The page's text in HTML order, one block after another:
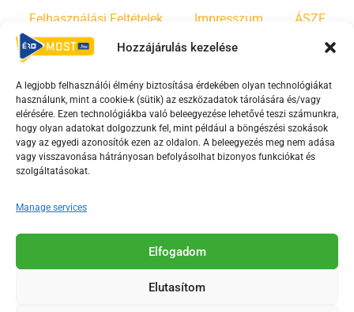
Hozzájárulás kezelése
A legjobb felhasználói élmény biztosítása érdekében olyan technológiákat
használunk, mint a cookie-k (sütik) az eszközadatok tárolására és/vagy
elérésére. Ezen technológiákba való beleegyezése lehetővé teszi számunkra,
hogy olyan adatokat dolgozzunk fel, mint például a böngészési szokások
vagy az egyedi azonosítók ezen az oldalon. A beleegyezés meg nem adása
vagy visszavonása hátrányosan befolyásolhat bizonyos funkciókat és
szolgáltatásokat.
Manage services
Elfogadom
Elutasítom
Felhasználási Feltételek Impresszum ÁSZF
Irányelvek Moderálási szabályzat
F
a
c
e
o
o
-
Y
o
u
t
b
e
s
T
i
k
Az Érd Média médiaszolgáltatási tevékenységét a
Médiatanács a Magyar Média Mecenatúra program